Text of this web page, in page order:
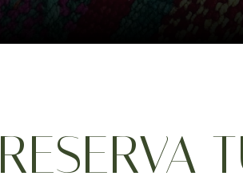
RESERVA